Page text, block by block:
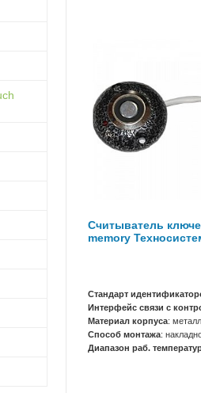
Считыватель
memory
Стандарт
Интерфейс связи с
Материал корпуса: металл
Способ монтажа:
Диапазон раб.